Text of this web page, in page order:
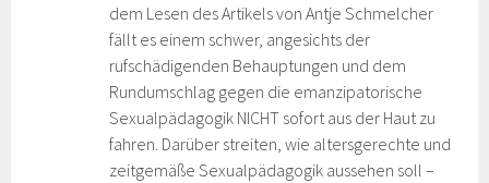
dem Lesen des Artikels von Antje Schmelcher
fällt es einem schwer, angesichts der
rufschädigenden Behauptungen und dem
Rundumschlag gegen die emanzipatorische
Sexualpädagogik NICHT sofort aus der Haut zu
fahren. Darüber streiten, wie altersgerechte und
zeitgemäße Sexualpädagogik aussehen soll –